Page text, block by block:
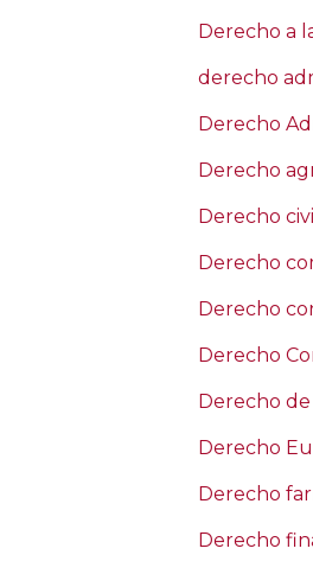
Derecho a
derecho
Derecho
Derecho
Derecho civil
Derecho
Derecho
Derecho
Derecho
Derecho
Derecho
Derecho